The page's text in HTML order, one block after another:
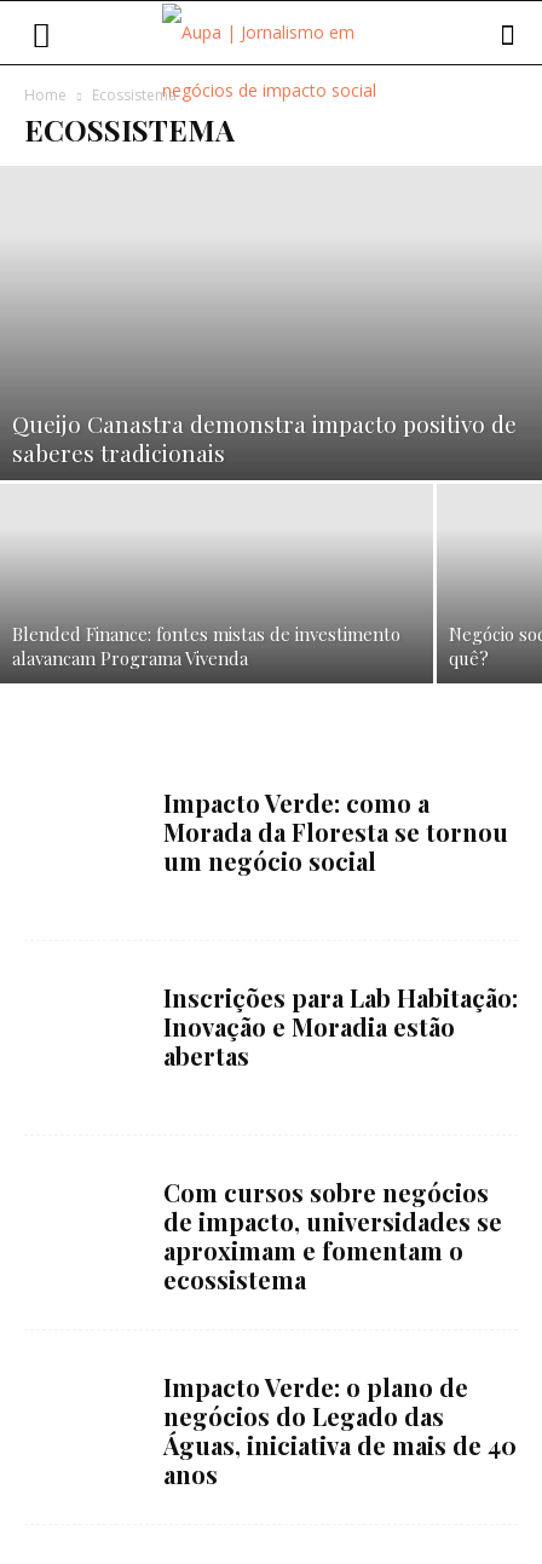
Home Ecossistema
ECOSSISTEMA
Queijo Canastra demonstra impacto positivo de
saberes tradicionais
Blended Finance: fontes mistas de investimento
alavancam Programa Vivenda
Negócio
quê?
Impacto Verde: como a
Morada da Floresta se tornou
um negócio social
Inscrições para Lab Habitação:
Inovação e Moradia estão
abertas
Com cursos sobre negócios
de impacto, universidades se
aproximam e fomentam o
ecossistema
Impacto Verde: o plano de
negócios do Legado das
Águas, iniciativa de mais de 40
anos